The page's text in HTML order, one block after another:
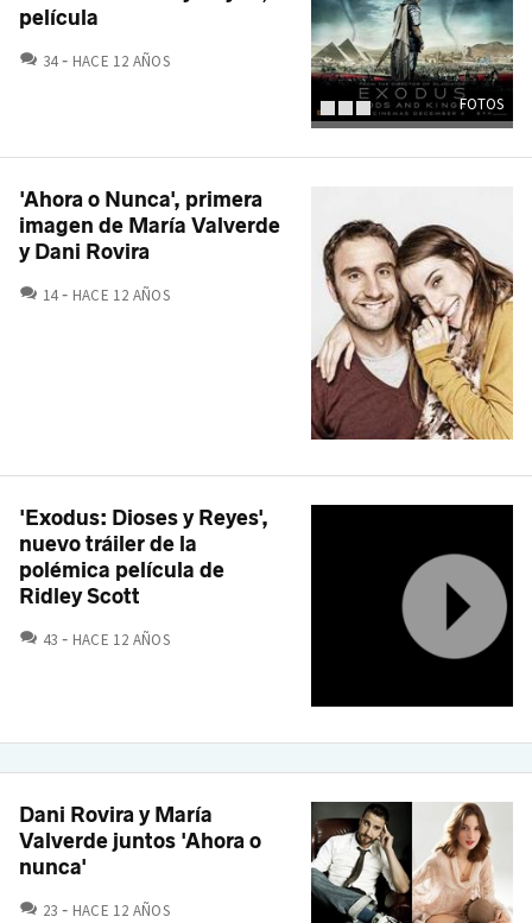
FOTOS
película
34 COMENTARIOS
HACE 12 AÑOS
'Ahora o Nunca', primera
imagen de María Valverde
y Dani Rovira
14 COMENTARIOS
HACE 12 AÑOS
'Exodus: Dioses y Reyes',
nuevo tráiler de la
polémica película de
Ridley Scott
43 COMENTARIOS
HACE 12 AÑOS
Dani Rovira y María
Valverde juntos 'Ahora o
nunca'
23 COMENTARIOS
HACE 12 AÑOS